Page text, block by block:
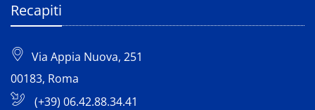
Recapiti
Via Appia Nuova, 251
00183, Roma
(+39) 06.42.88.34.41